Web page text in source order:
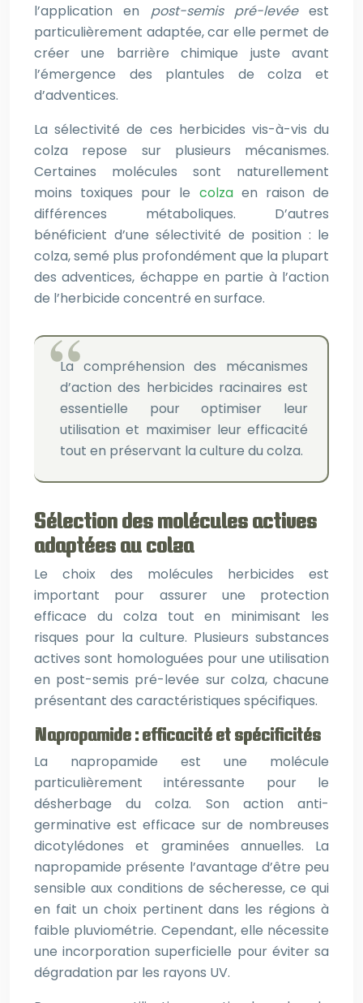
l’application en post-semis pré-levée est
particulièrement adaptée, car elle permet de
créer une barrière chimique juste avant
l’émergence des plantules de colza et
d’adventices.
La sélectivité de ces herbicides vis-à-vis du
colza repose sur plusieurs mécanismes.
Certaines molécules sont naturellement
moins toxiques pour le colzaen raison de
différences métaboliques. D’autres
bénéficient d’une sélectivité de position : le
colza, semé plus profondément que la plupart
des adventices, échappe en partie à l’action
de l’herbicide concentré en surface.
La compréhension des mécanismes
d’action des herbicides racinaires est
essentielle pour optimiser leur
utilisation et maximiser leur efficacité
tout en préservant la culture du colza.
Sélection des molécules actives
adaptées au colza
Le choix des molécules herbicides est
important pour assurer une protection
efficace du colza tout en minimisant les
risques pour la culture. Plusieurs substances
actives sont homologuées pour une utilisation
en post-semis pré-levée sur colza, chacune
présentant des caractéristiques spécifiques.
Napropamide : efficacité et spécificités
La napropamide est une molécule
particulièrement intéressante pour le
désherbage du colza. Son action anti-
germinative est efficace sur de nombreuses
dicotylédones et graminées annuelles. La
napropamide présente l’avantage d’être peu
sensible aux conditions de sécheresse, ce qui
en fait un choix pertinent dans les régions à
faible pluviométrie. Cependant, elle nécessite
une incorporation superficielle pour éviter sa
dégradation par les rayons UV.